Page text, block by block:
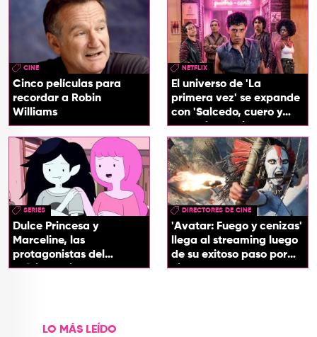
CINE
Cinco películas para
recordar a Robin
Williams
NETFLIX
El universo de 'La
primera vez' se expande
con 'Salcedo, cuero y
boogaloo', spin off
SERIES
Dulce Princesa y
Marceline, las
protagonistas del
próximo spin-off de 'Hora
DIRECTORES DE CINE
'Avatar: Fuego y cenizas'
llega al streaming luego
de su exitoso paso por
cines
LO MÁS LEÍDO